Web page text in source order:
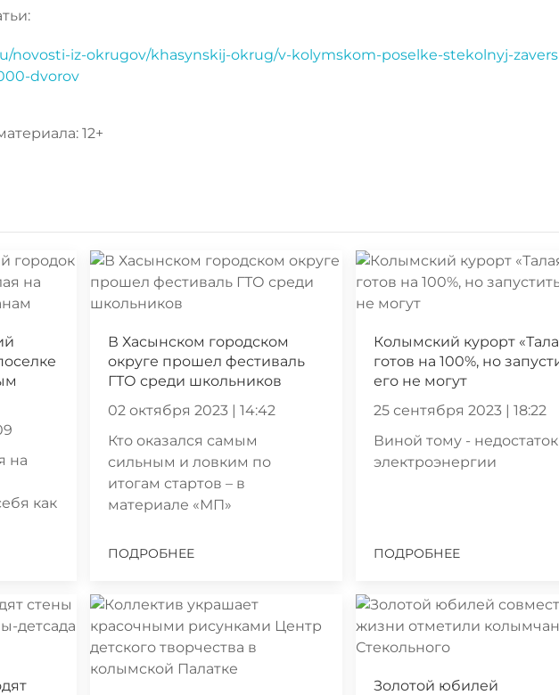
novosti-iz-okrugov/khasynskij-okrug/v-kolymskom-poselke-stekolnyj-
dvorov
12+
на
как
В Хасынском городском
округе прошел фестиваль
ГТО среди школьников
02 октября 2023 | 14:42
Кто оказался самым
сильным и ловким по
итогам стартов – в
материале «МП»
ПОДРОБНЕЕ
Колымский курорт
готов на 100%, но
его не могут
25 сентября 2023 | 18:22
Виной тому - недостаток
электроэнергии
ПОДРОБНЕЕ
Золотой юбилей